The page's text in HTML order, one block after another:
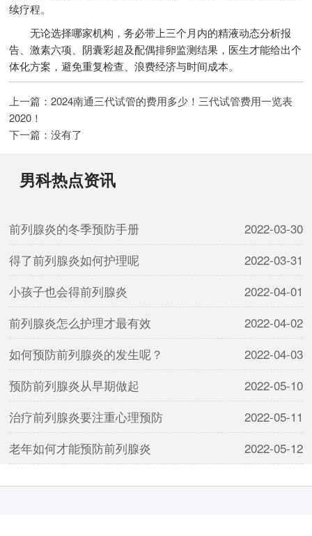
续疗程。
无论选择哪家机构，务必带上三个月内的精液动态分析报
告、激素六项、阴囊彩超及配偶排卵监测结果，医生才能给出个
体化方案，避免重复检查、浪费经济与时间成本。
上一篇：2024南通三代试管的费用多少！三代试管费用一览表
2020！
下一篇：没有了
男科热点资讯
前列腺炎的冬季预防手册
2022-03-30
得了前列腺炎如何护理呢
2022-03-31
小孩子也会得前列腺炎
2022-04-01
前列腺炎怎么护理才最有效
2022-04-02
如何预防前列腺炎的发生呢？
2022-04-03
预防前列腺炎从早期做起
2022-05-10
治疗前列腺炎要注重心理预防
2022-05-11
老年如何才能预防前列腺炎
2022-05-12